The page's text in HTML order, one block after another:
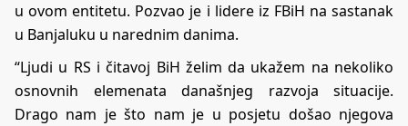
u ovom entitetu. Pozvao je i lidere iz FBiH na sastanak
u Banjaluku u narednim danima.
“Ljudi u RS i čitavoj BiH želim da ukažem na nekoliko
osnovnih elemenata današnjeg razvoja situacije.
Drago nam je što nam je u posjetu došao njegova